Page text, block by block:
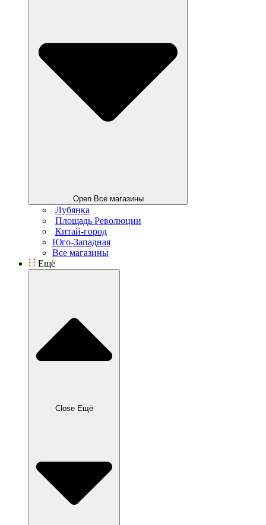
Open Все магазины
Лубянка
Площадь Революции
Китай-город
Юго-Западная
Все магазины
Ещё
Close Ещё